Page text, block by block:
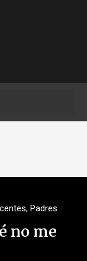
, Padres
no me